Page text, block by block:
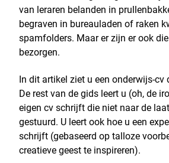
van leraren belanden in
begraven in bureauladen of raken
spamfolders. Maar er zijn er ook
bezorgen.
In dit artikel ziet u een onderwijs-cv
De rest van de gids leert u (oh, de
eigen cv schrijft die niet naar de
gestuurd. U leert ook hoe u een
schrijft (gebaseerd op talloze
creatieve geest te inspireren).